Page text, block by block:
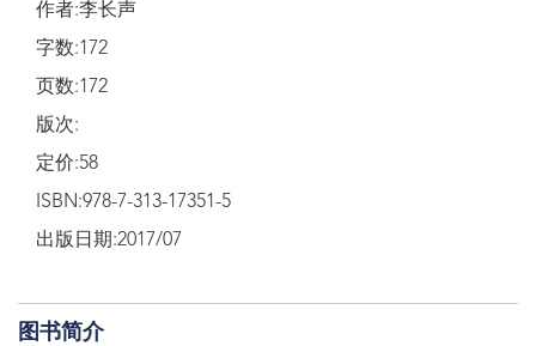
作者:李长声
字数:172
页数:172
版次:
定价:58
ISBN:978-7-313-17351-5
出版日期:2017/07
图书简介